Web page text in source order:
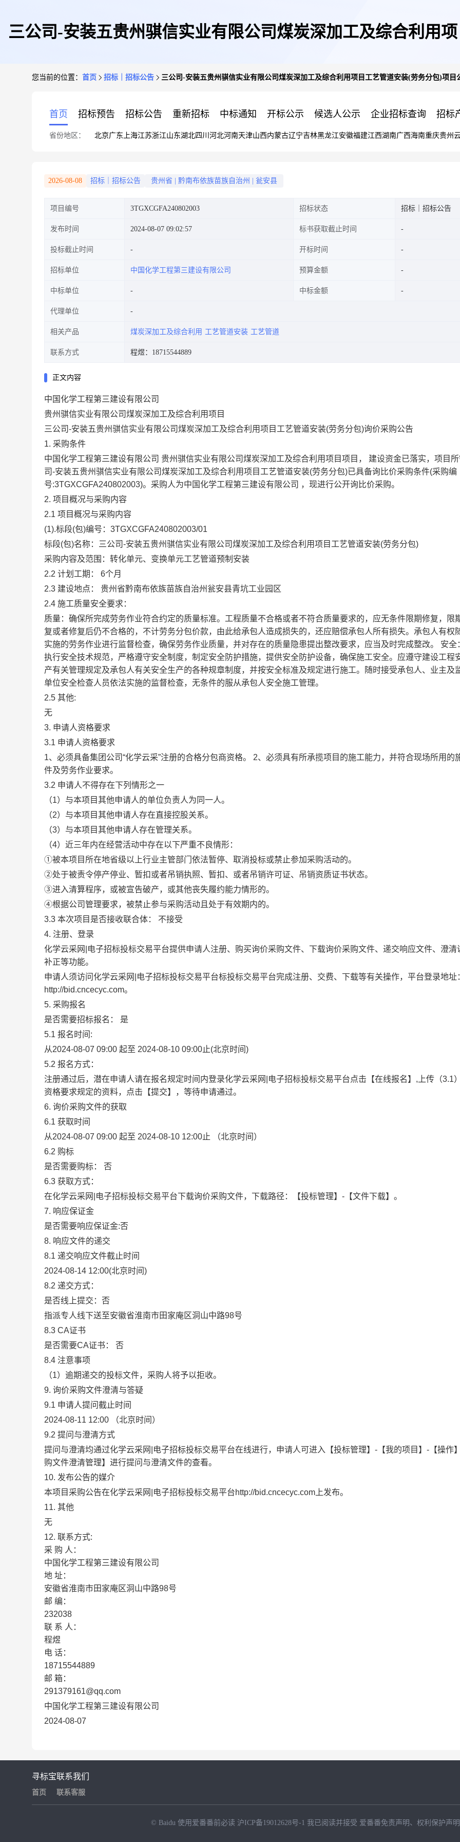
三公司-安装五贵州骐信实业有限公司煤炭深加工及综合利用
您当前的位置： 首页 招标｜招标公告 三公司-安装五贵州骐信实业有限公司煤炭深加工及综合利用项目工艺管道安装(劳务分包)项目
首页 招标预告 招标公告 重新招标 中标通知 开标公示 候选人公示 企业招标查询 招标
省份地区： 北京广东 上海江苏浙江山东湖北四川 河北河南天津山西内蒙古辽宁吉林黑龙江安徽福建江西湖南广西海南重庆贵州
2026-08-08 招标｜招标公告 贵州省 黔南布依族苗族自治州 瓮安县
项目编号 3TGXCGFA240802003 招标状态 招标｜招标公告
发布时间 2024-08-07 09:02:57 标书获取截止时间
投标截止时间 开标时间
招标单位 中国化学工程第三建设有限公司 预算金额
中标单位 中标金额
代理单位
相关产品 煤炭深加工及综合利用 工艺管道安装 工艺管道
联系方式 程煜：18715544889
正文内容
中国化学工程第三建设有限公司
贵州骐信实业有限公司煤炭深加工及综合利用项目
三公司-安装五贵州骐信实业有限公司煤炭深加工及综合利用项目工艺管道安装(劳务分包)询价采购公告
1. 采购条件
中国化学工程第三建设有限公司 贵州骐信实业有限公司煤炭深加工及综合利用项目项目， 建设资金已落实，项目
司-安装五贵州骐信实业有限公司煤炭深加工及综合利用项目工艺管道安装(劳务分包)已具备询比价采购条件(采购编
号:3TGXCGFA240802003)。采购人为中国化学工程第三建设有限公司 ，现进行公开询比价采购。
2. 项目概况与采购内容
2.1 项目概况与采购内容
(1).标段(包)编号： 3TGXCGFA240802003/01
标段(包)名称：
三公司-安装五贵州骐信实业有限公司煤炭深加工及综合利用项目工艺管道安装(劳务分包)
采购内容及范围： 转化单元、变换单元工艺管道预制安装
2.2 计划工期： 6个月
2.3 建设地点： 贵州省黔南布依族苗族自治州瓮安县青坑工业园区
2.4 施工质量安全要求：
质量：确保所完成劳务作业符合约定的质量标准。工程质量不合格或者不符合质量要求的，应无条件限期修复，限
复或者修复后仍不合格的，不计劳务分包价款，由此给承包人造成损失的，还应赔偿承包人所有损失。承包人有权
实施的劳务作业进行监督检查，确保劳务作业质量，并对存在的质量隐患提出整改要求，应当及时完成整改。 安全
执行安全技术规范，严格遵守安全制度，制定安全防护措施，提供安全防护设备，确保施工安全。应遵守建设工程
产有关管理规定及承包人有关安全生产的各种规章制度，并按安全标准及规定进行施工。随时接受承包人、业主及
单位安全检查人员依法实施的监督检查，无条件的服从承包人安全施工管理。
2.5 其他:
无
3. 申请人资格要求
3.1 申请人资格要求
1、必须具备集团公司“化学云采”注册的合格分包商资格。 2、必须具有所承揽项目的施工能力，并符合现场所用的
件及劳务作业要求。
3.2 申请人不得存在下列情形之一
（1）与本项目其他申请人的单位负责人为同一人。
（2）与本项目其他申请人存在直接控股关系。
（3）与本项目其他申请人存在管理关系。
（4）近三年内在经营活动中存在以下严重不良情形：
①被本项目所在地省级以上行业主管部门依法暂停、取消投标或禁止参加采购活动的。
②处于被责令停产停业、暂扣或者吊销执照、暂扣、或者吊销许可证、吊销资质证书状态。
③进入清算程序，或被宣告破产，或其他丧失履约能力情形的。
④根据公司管理要求，被禁止参与采购活动且处于有效期内的。
3.3 本次项目是否接收联合体：
不接受
4. 注册、登录
化学云采网|电子招标投标交易平台提供申请人注册、购买询价采购文件、下载询价采购文件、递交响应文件、澄清
补正等功能。
申请人须访问化学云采网|电子招标投标交易平台标投标交易平台完成注册、交费、下载等有关操作，平台登录地址
http://bid.cncecyc.com。
5. 采购报名
是否需要招标报名：
是
5.1 报名时间:
从2024-08-07 09:00 起至 2024-08-10 09:00止(北京时间)
5.2 报名方式：
注册通过后，潜在申请人请在报名规定时间内登录化学云采网|电子招标投标交易平台点击【在线报名】,上传（3.1
资格要求规定的资料，点击【提交】，等待申请通过。
6. 询价采购文件的获取
6.1 获取时间
从2024-08-07 09:00 起至 2024-08-10 12:00止
（北京时间）
6.2 购标
是否需要购标：
否
6.3 获取方式：
在化学云采网|电子招标投标交易平台下载询价采购文件，下载路径：【投标管理】-【文件下载】。
7. 响应保证金
是否需要响应保证金:否
8. 响应文件的递交
8.1 递交响应文件截止时间
2024-08-14 12:00(北京时间)
8.2 递交方式：
是否线上提交：否
指派专人线下送至安徽省淮南市田家庵区洞山中路98号
8.3 CA证书
是否需要CA证书：
否
8.4 注意事项
（1）逾期递交的投标文件，采购人将予以拒收。
9. 询价采购文件澄清与答疑
9.1 申请人提问截止时间
2024-08-11 12:00
（北京时间）
9.2 提问与澄清方式
提问与澄清均通过化学云采网|电子招标投标交易平台在线进行，申请人可进入【投标管理】-【我的项目】-【操作
购文件澄清管理】进行提问与澄清文件的查看。
10. 发布公告的媒介
本项目采购公告在化学云采网|电子招标投标交易平台http://bid.cncecyc.com上发布。
11. 其他
无
12. 联系方式:
采 购 人：
中国化学工程第三建设有限公司
地 址：
安徽省淮南市田家庵区洞山中路98号
邮 编：
232038
联 系 人：
程煜
电 话：
18715544889
邮 箱：
291379161@qq.com
中国化学工程第三建设有限公司
2024-08-07
寻标宝
首页
联系我们
联系客服
© Baidu 使用爱番番前必读 沪ICP备19012628号-1 我已阅读并接受 爱番番免责声明 、 权利保护声明